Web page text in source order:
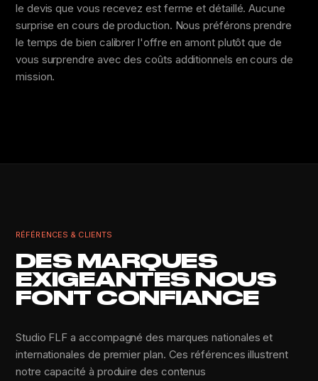
le devis que vous recevez est ferme et détaillé. Aucune
surprise en cours de production. Nous préférons prendre
le temps de bien calibrer l'offre en amont plutôt que de
vous surprendre avec des coûts additionnels en cours de
mission.
RÉFÉRENCES & CLIENTS
DES MARQUES
EXIGEANTES NOUS
FONT CONFIANCE
Studio FLF a accompagné des marques nationales et
internationales de premier plan. Ces références illustrent
notre capacité à produire des contenus